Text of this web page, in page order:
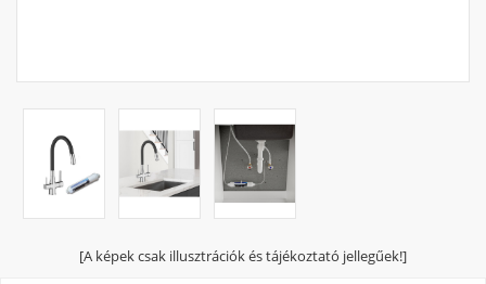
[A képek csak illusztrációk és tájékoztató jellegűek!]